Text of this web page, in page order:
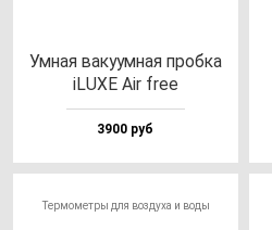
Умная ва­ку­ум­ная проб­ка
iLUXE Air free
3900 руб
Термометры для воздуха и воды